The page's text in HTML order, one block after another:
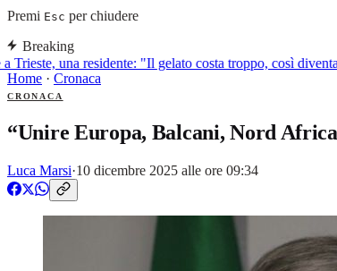
Premi Esc per chiudere
Breaking
Trieste, una residente: "Il gelato costa troppo, così
Home · Cronaca
CRONACA
“Unire Europa, Balcani, Nord
Luca Marsi·10 dicembre 2025 alle ore 09:34